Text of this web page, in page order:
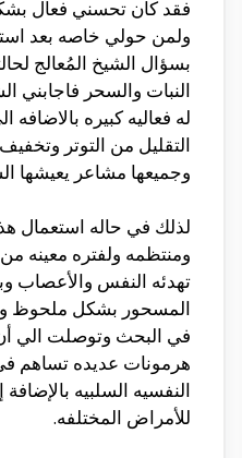
فقد كان تحسني فعال
ولمن حولي خاصه بعد
بسؤال الشيخ المُعالج
النبات والسحر فاجابني
له فعاليه كبيره
التقليل من التوتر
وجميعها مشاعر
لذلك في حاله استعمال
ومنتظمه ولفتره
تهدئه النفس والأعصاب
المسحور بشكل ملحوظ
في البحث وتوصلت الي أن
هرمونات عديده تساهم
النفسيه السلبيه
للأمراض المختلفه.